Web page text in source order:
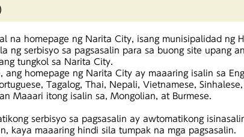
na homepage ng Narita City, isang munisipalidad ng
ng serbisyo sa pagsasalin para sa buong site upang
tungkol sa Narita City.
ang homepage ng Narita City ay maaaring isalin sa
Tagalog, Thai, Nepali, Vietnamese,
Maaari itong isalin sa, Mongolian, at Burmese.
serbisyo sa pagsasalin ay awtomatikong
kaya maaaring hindi sila tumpak na mga pagsasalin.